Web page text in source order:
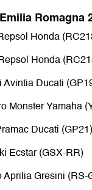
Romagna
Honda
Honda
Ducati
Monster Yamaha
Ducati (GP21)
Ecstar (GSX-RR)
Gresini (RS-